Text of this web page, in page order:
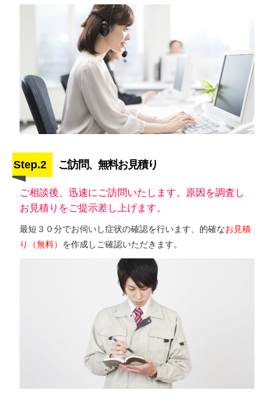
Step.2 ご訪問、無料お見積り
ご相談後、迅速にご訪問いたします。原因を調査し
お見積りをご提示差し上げます。
最短３０分でお伺いし症状の確認を行います、的確なお見積
り（無料） を作成しご確認いただきます。